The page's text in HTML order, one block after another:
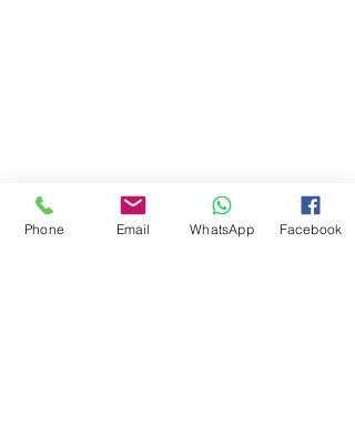
Phone Email WhatsApp Facebook